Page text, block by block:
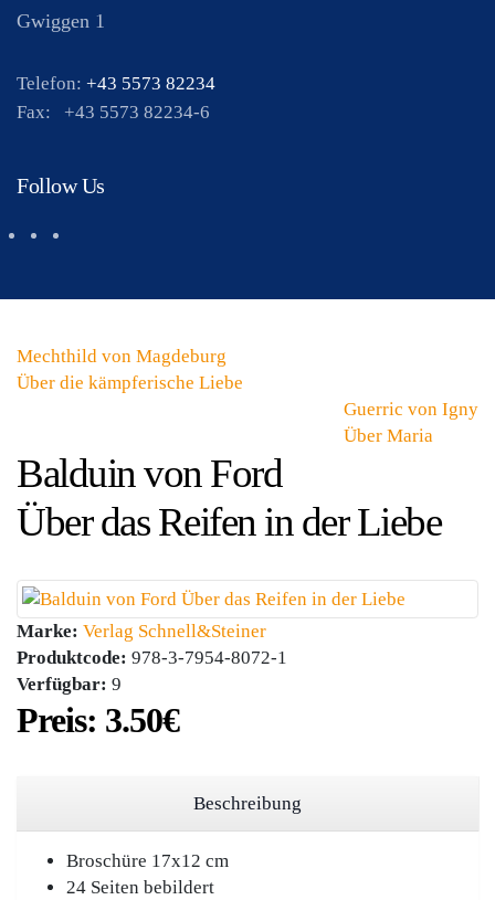
Gwiggen 1
Telefon: +43 5573 82234
Fax:
+43 5573 82234-6
Follow Us
Mechthild von Magdeburg
Über die kämpferische Liebe
Guerric von Igny
Über Maria
Balduin von Ford
Über das Reifen in der Liebe
Marke: Verlag Schnell&Steiner
Produktcode: 978-3-7954-8072-1
Verfügbar: 9
Preis: 3.50‎€
Beschreibung
Broschüre 17x12 cm
24 Seiten bebildert